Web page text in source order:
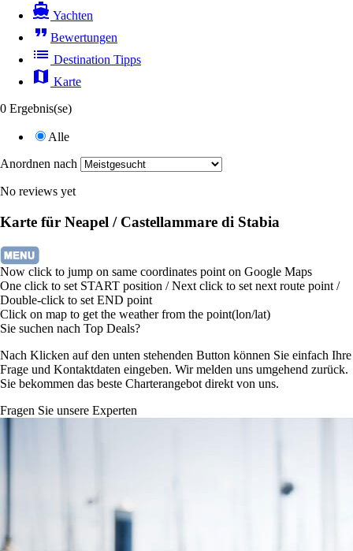
directions_boat Yachten
format_quote Bewertungen
list Destination Tipps
map Karte
0 Ergebnis(se)
Alle
Anordnen nach
No reviews yet
Karte für Neapel / Castellammare di Stabia
Now click to jump on same coordinates point on Google Maps
One click to set START position / Next click to set next route point /
Double-click to set END point
Click on map to get the weather from the point(lon/lat)
Sie suchen nach Top Deals?
Nach Klicken auf den unten stehenden Button können Sie einfach Ihre
Frage und Kontaktdaten eingeben. Wir melden uns umgehend zurück.
Sie bekommen das beste Charterangebot direkt von uns.
Fragen Sie unsere Experten